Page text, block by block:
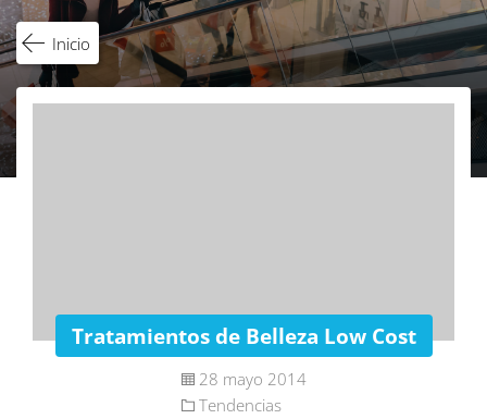
Inicio
Tratamientos de Belleza Low Cost
28 mayo 2014
Tendencias